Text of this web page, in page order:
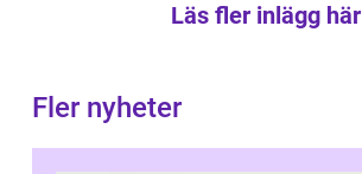
Läs fler inlägg här
Fler nyheter